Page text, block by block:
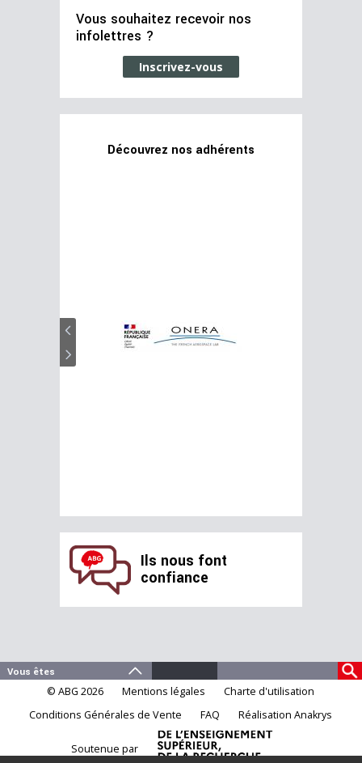
Vous souhaitez recevoir nos
infolettres ?
Inscrivez-vous
Découvrez nos adhérents
Ils nous font
confiance
© ABG 2026 Mentions légales
Charte d'utilisation
Conditions Générales de Vente
FAQ Réalisation Anakrys
Soutenue par